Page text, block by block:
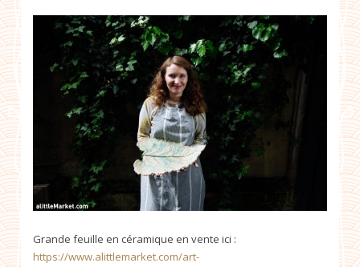
Grande feuille en céramique en vente ici :
https://www.alittlemarket.com/art-